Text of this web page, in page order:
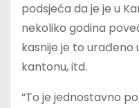
podsjeća da je je u
nekoliko godina
kasnije je to
kantonu, itd.
“To je jednostavno